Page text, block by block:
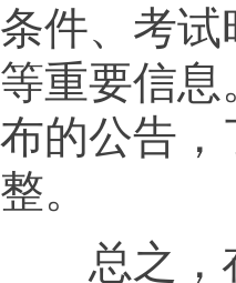
条件、考
等重要信
布的公告，
整。
总之，在